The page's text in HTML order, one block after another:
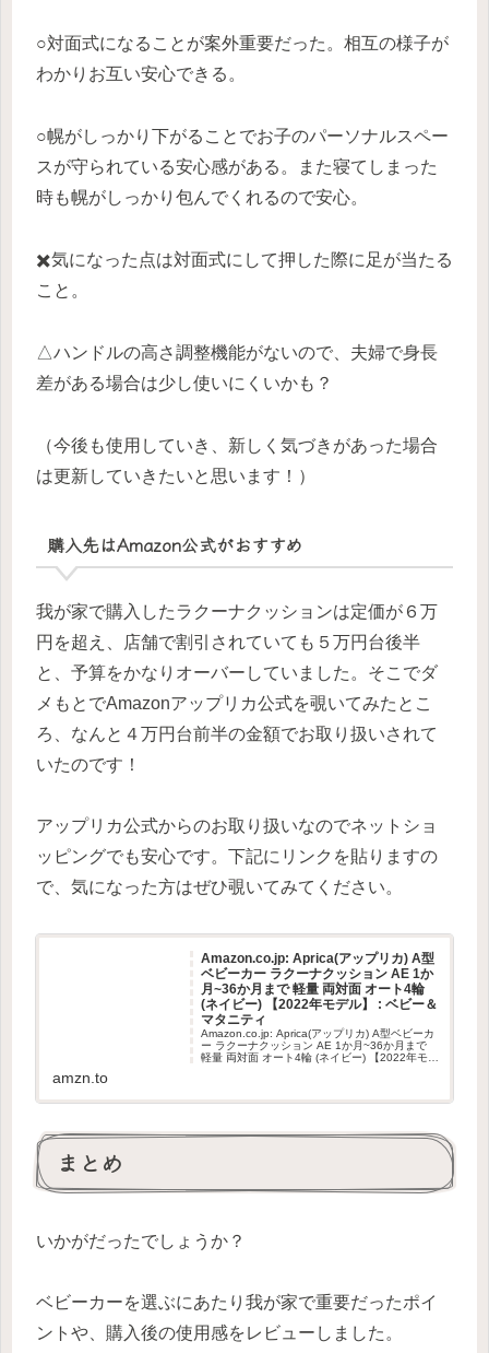
○対面式になることが案外重要だった。相互の様子が
わかりお互い安心できる。
○幌がしっかり下がることでお子のパーソナルスペー
スが守られている安心感がある。また寝てしまった
時も幌がしっかり包んでくれるので安心。
✖️気になった点は対面式にして押した際に足が当たる
こと。
△ハンドルの高さ調整機能がないので、夫婦で身長
差がある場合は少し使いにくいかも？
（今後も使用していき、新しく気づきがあった場合
は更新していきたいと思います！）
購入先はAmazon公式がおすすめ
我が家で購入したラクーナクッションは定価が６万
円を超え、店舗で割引されていても５万円台後半
と、予算をかなりオーバーしていました。そこでダ
メもとでAmazonアップリカ公式を覗いてみたとこ
ろ、なんと４万円台前半の金額でお取り扱いされて
いたのです！
アップリカ公式からのお取り扱いなのでネットショ
ッピングでも安心です。下記にリンクを貼りますの
で、気になった方はぜひ覗いてみてください。
Amazon.co.jp: Aprica(アップリカ) A型
ベビーカー ラクーナクッション AE 1か
月~36か月まで 軽量 両対面 オート4輪
(ネイビー) 【2022年モデル】 : ベビー＆
マタニティ
Amazon.co.jp: Aprica(アップリカ) A型ベビーカ
ー ラクーナクッション AE 1か月~36か月まで
軽量 両対面 オート4輪 (ネイビー) 【2022年モデ
amzn.to
まとめ
いかがだったでしょうか？
ベビーカーを選ぶにあたり我が家で重要だったポイ
ントや、購入後の使用感をレビューしました。